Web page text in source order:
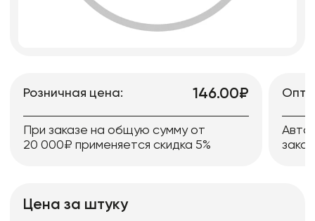
Розничная цена: 146.00₽
При заказе на общую сумму от
20 000₽ применяется скидка 5%
Цена за штуку